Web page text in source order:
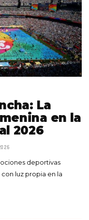
La
en la
2026
deportivas
luz propia en la